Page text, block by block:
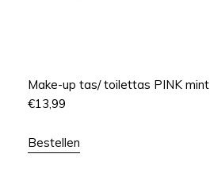
Make-up tas/ toilettas PINK mint
€13,99
Bestellen